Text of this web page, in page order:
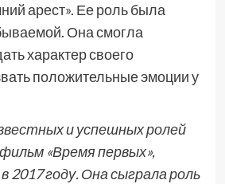
арест». Ее роль была
Она смогла
характер своего
положительные эмоции у
и успешных ролей
«Время первых»,
2017 году. Она сыграла роль